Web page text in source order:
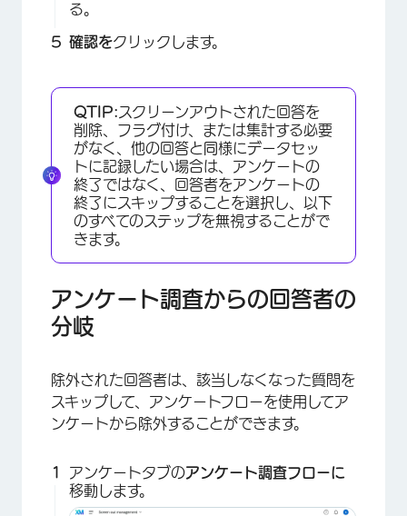
る。
確認をクリックします。
QTIP:スクリーンアウトされた回答を
削除、フラグ付け、または集計する必要
がなく、他の回答と同様にデータセッ
トに記録したい場合は、アンケートの
終了ではなく、回答者をアンケートの
終了にスキップすることを選択し、以下
のすべてのステップを無視することがで
きます。
アンケート調査からの回答者の
分岐
除外された回答者は、該当しなくなった質問を
スキップして、アンケートフローを使用してア
ンケートから除外することができます。
アンケートタブのアンケート調査フローに
移動します。